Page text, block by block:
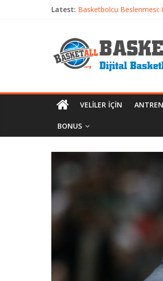
Latest: Basketbolcu Beslenmesi:
Dünyanın En İyi Basketbol
Etkili Basketbol
VELILER İÇIN
BONUS